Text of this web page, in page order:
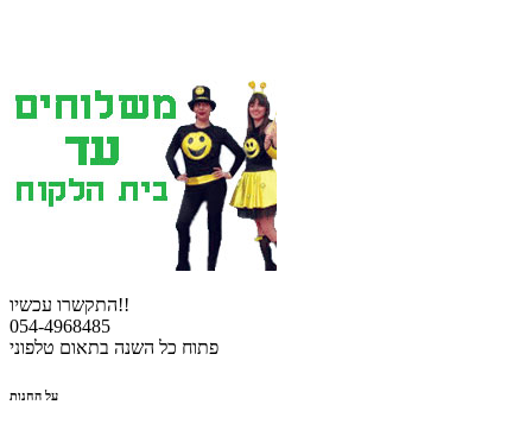
התקשרו עכשיו!!
054-4968485
פתוח כל השנה בתאום טלפוני
על החנות